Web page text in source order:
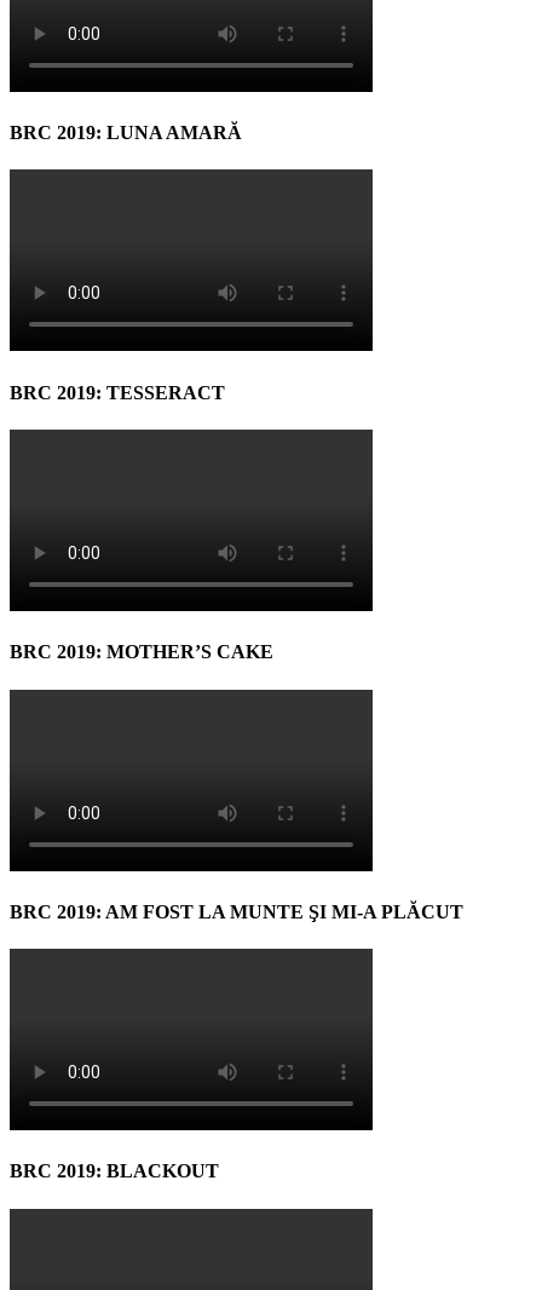
BRC 2019: LUNA AMARĂ
BRC 2019: TESSERACT
BRC 2019: MOTHER’S CAKE
BRC 2019: AM FOST LA MUNTE ŞI MI-A PLĂCUT
BRC 2019: BLACKOUT